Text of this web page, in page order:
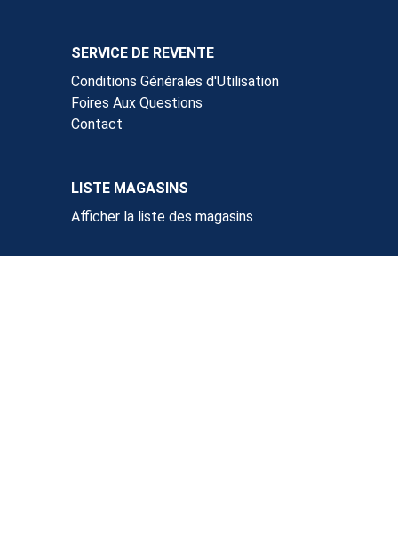
SERVICE DE REVENTE
Conditions Générales d'Utilisation
Foires Aux Questions
Contact
LISTE MAGASINS
Afficher la liste des magasins